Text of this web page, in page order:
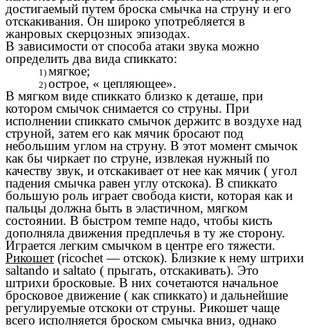
достигаемый путем броска смычка на струну и его
отскакивания. Он широко употребляется в
жанровых скерцозных эпизодах.
В зависимости от способа атаки звука можно
определить два вида спиккато:
мягкое;
острое, « цепляющее».
В мягком виде спиккато близко к деташе, при
котором смычок снимается со струны. При
исполнении спиккато смычок держитс в воздухе над
струной, затем его как мячик бросают под
небольшим углом на струну. В этот момент смычок
как бы чиркает по струне, извлекая нужный по
качеству звук, и отскакивает от нее как мячик ( угол
падения смычка равен углу отскока). В спиккато
большую роль играет свобода кисти, которая как и
пальцы должна быть в эластичном, мягком
состоянии. В быстром темпе надо, чтобы кисть
дополняла движения предплечья в ту же сторону.
Играется легким смычком в центре его тяжести.
Рикошет (ricochet — отскок). Близкие к нему штрихи
saltando и saltato ( прыгать, отскакивать). Это
штрихи бросковые. В них сочетаются начальное
бросковое движение ( как спиккато) и дальнейшие
регулируемые отскоки от струны. Рикошет чаще
всего исполняется броском смычка вниз, однако